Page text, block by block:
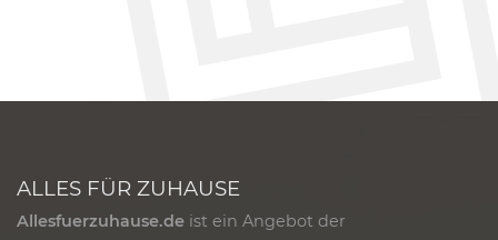
ALLES FÜR ZUHAUSE
Allesfuerzuhause.de ist ein Angebot der